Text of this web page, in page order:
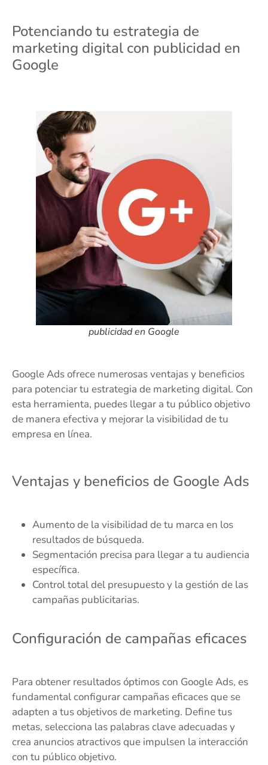
Potenciando tu estrategia de
marketing digital con publicidad en
Google
publicidad en Google
Google Ads ofrece numerosas ventajas y beneficios
para potenciar tu estrategia de marketing digital. Con
esta herramienta, puedes llegar a tu público objetivo
de manera efectiva y mejorar la visibilidad de tu
empresa en línea.
Ventajas y beneficios de Google Ads
Aumento de la visibilidad de tu marca en los
resultados de búsqueda.
Segmentación precisa para llegar a tu audiencia
específica.
Control total del presupuesto y la gestión de las
campañas publicitarias.
Configuración de campañas eficaces
Para obtener resultados óptimos con Google Ads, es
fundamental configurar campañas eficaces que se
adapten a tus objetivos de marketing. Define tus
metas, selecciona las palabras clave adecuadas y
crea anuncios atractivos que impulsen la interacción
con tu público objetivo.